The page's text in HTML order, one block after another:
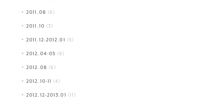
2011.08 (6)
2011.10 (3)
2011.12-2012.01 (5)
2012.04-05 (8)
2012.08 (6)
2012.10-11 (4)
2012.12-2013.01 (11)